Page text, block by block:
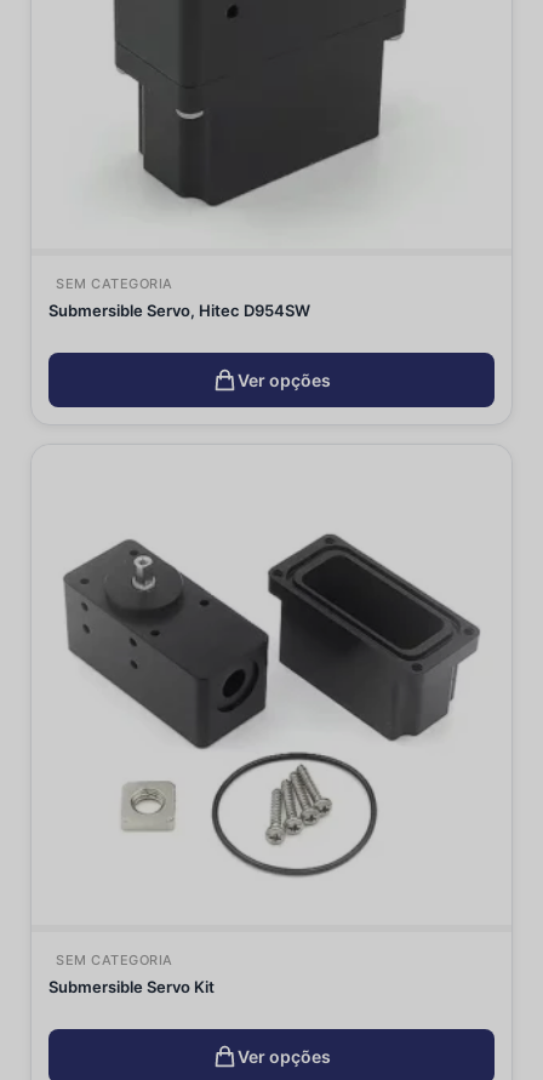
SEM CATEGORIA
Submersible Servo, Hitec D954SW
Ver opções
SEM CATEGORIA
Submersible Servo Kit
Ver opções